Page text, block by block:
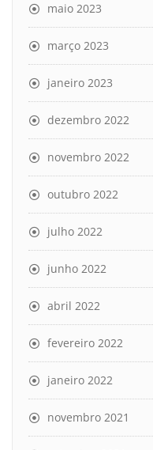
maio 2023
março 2023
janeiro 2023
dezembro 2022
novembro 2022
outubro 2022
julho 2022
junho 2022
abril 2022
fevereiro 2022
janeiro 2022
novembro 2021